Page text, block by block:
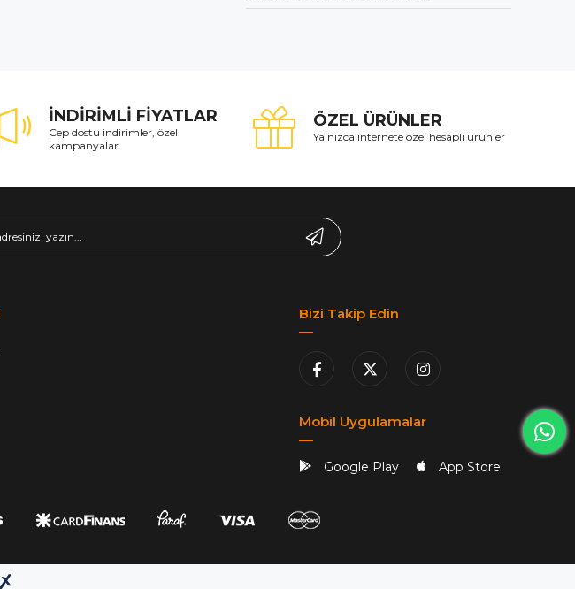
İNDİRİMLİ FİYATLAR
Cep dostu indirimler, özel
kampanyalar
ÖZEL ÜRÜNLER
Yalnızca internete özel hesaplı ürünler
Bizi Takip Edin
Mobil Uygulamalar
Google Play App Store